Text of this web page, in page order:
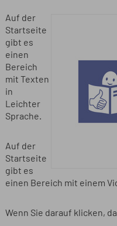
Auf der
Startseite
gibt es
einen
Bereich
mit Texten
in
Leichter
Sprache.
Auf der
Startseite
gibt es
einen Bereich mit einem
Wenn Sie darauf klicken,